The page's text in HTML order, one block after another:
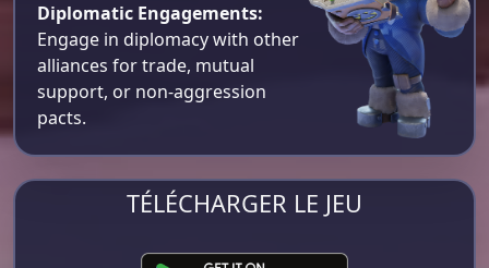
Diplomatic Engagements:
Engage in diplomacy with other
alliances for trade, mutual
support, or non-aggression
pacts.
TÉLÉCHARGER LE JEU